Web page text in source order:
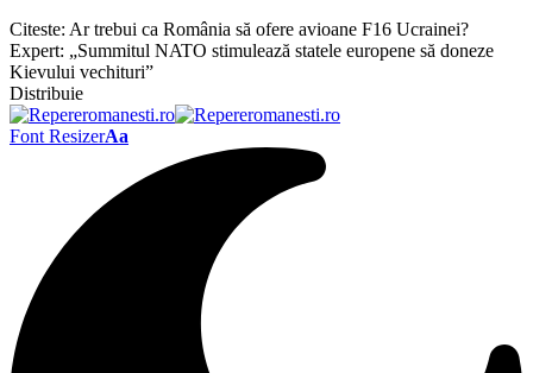
Citeste: Ar trebui ca România să ofere avioane F16 Ucrainei?
Expert: „Summitul NATO stimulează statele europene să doneze
Kievului vechituri”
Distribuie
Font ResizerAa